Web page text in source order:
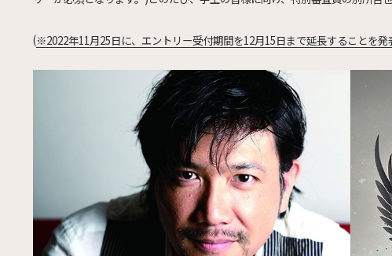
(※2022年11月25日に、エントリー受付期間を12月15日まで延長することを発